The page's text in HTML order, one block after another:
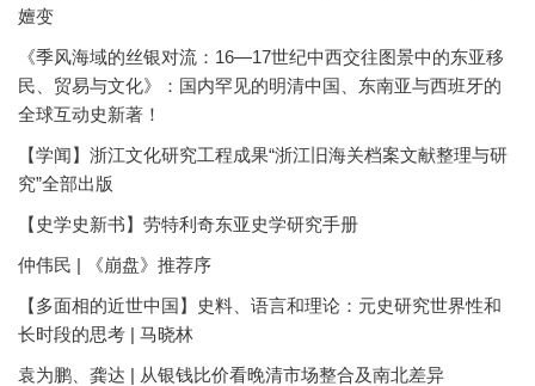
嬗变
《季风海域的丝银对流：16—17世纪中西交往图景中的东亚移
民、贸易与文化》：国内罕见的明清中国、东南亚与西班牙的
全球互动史新著！
【学闻】浙江文化研究工程成果“浙江旧海关档案文献整理与研
究”全部出版
【史学史新书】劳特利奇东亚史学研究手册
仲伟民 | 《崩盘》推荐序
【多面相的近世中国】史料、语言和理论：元史研究世界性和
长时段的思考 | 马晓林
袁为鹏、龚达 | 从银钱比价看晚清市场整合及南北差异